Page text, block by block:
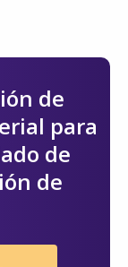
de
para
de
de